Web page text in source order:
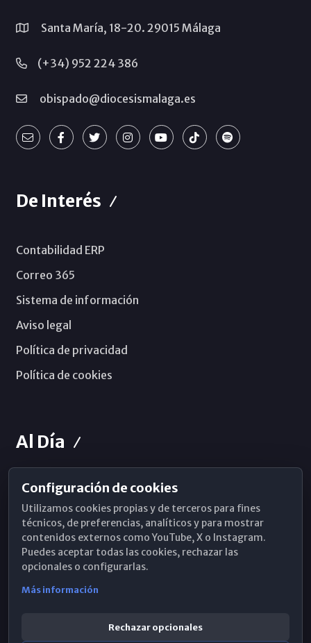
Santa María, 18-20. 29015 Málaga
(+34) 952 224 386
obispado@diocesismalaga.es
De Interés
Contabilidad ERP
Correo 365
Sistema de información
Aviso legal
Política de privacidad
Política de cookies
Al Día
Horarios de Misa
Hemeroteca
WhatsApp
Configuración de cookies
Utilizamos cookies propias y de terceros para fines
técnicos, de preferencias, analíticos y para mostrar
contenidos externos como YouTube, X o Instagram.
Puedes aceptar todas las cookies, rechazar las
opcionales o configurarlas.
Más información
Rechazar opcionales